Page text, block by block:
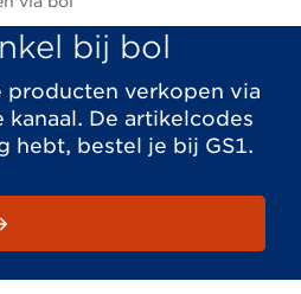
bij bol
producten verkopen via
De artikelcodes
hebt, bestel je bij GS1.